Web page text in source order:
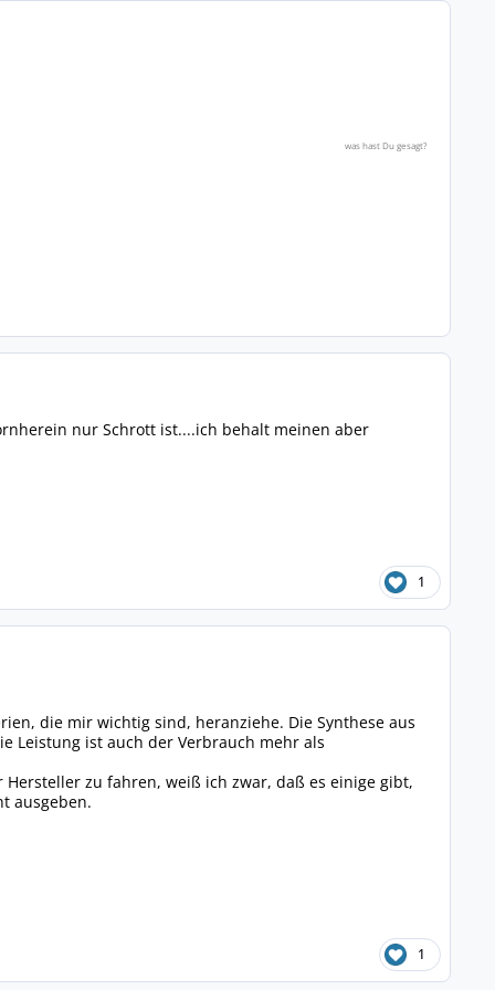
was hast Du gesagt?
nur Schrott ist....ich behalt meinen aber
1
die mir wichtig sind, heranziehe. Die Synthese aus
Leistung ist auch der Verbrauch mehr als
zu fahren, weiß ich zwar, daß es einige gibt,
ausgeben.
1